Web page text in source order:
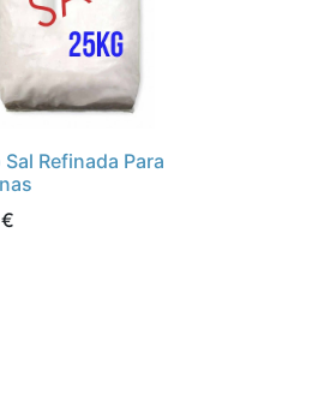
Sal Refinada Para
€